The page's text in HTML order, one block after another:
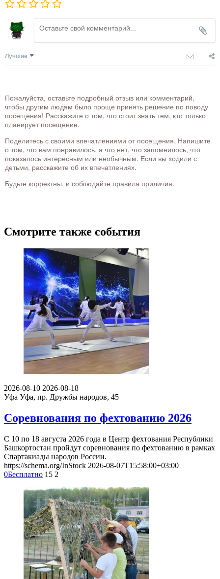
Лучшие
Пожалуйста, оставьте подробный отзыв или комментарий,
чтобы другим людям было проще принять решение по поводу
посещения! Расскажите о том, что стоит знать тем, кто только
планирует посещение.
Поделитесь с своими впечатлениями от посещения. Напишите
о том, что вам понравилось, а что нет, что запомнилось, что
показалось интересным или необычным. Если вы ходили с
детьми, расскажите об их впечатлениях.
Будьте корректны, и соблюдайте правила приличия.
Смотрите также события
2026-08-10 2026-08-18
Уфа Уфа, пр. Дружбы народов, 45
Соревнования по фехтованию 2026
С 10 по 18 августа 2026 года в Центр фехтования Республики
Башкортостан пройдут соревнования по фехтованию в рамках
Спартакиады народов России.
https://schema.org/InStock 2026-08-07T15:58:00+03:00
0Бесплатно 15 2